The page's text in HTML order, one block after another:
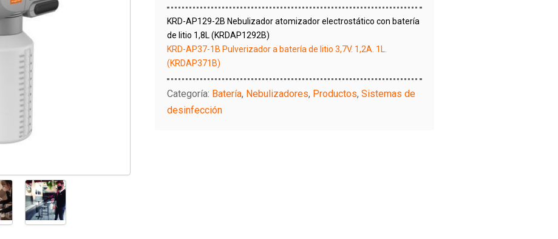
KRD-AP129-2B Nebulizador atomizador electrostático con batería
de litio 1,8L (KRDAP1292B)
KRD-AP37-1B Pulverizador a batería de litio 3,7V. 1,2A. 1L.
(KRDAP371B)
Categoría: Batería, Nebulizadores, Productos, Sistemas de
desinfección